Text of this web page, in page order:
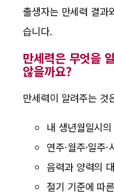
출생자는 만세력 결과
습니다.
만세력은 무엇을
않을까요?
만세력이 알려주는 것
내 생년월일시
연주·월주·일주·
음력과 양력의
절기 기준에 따